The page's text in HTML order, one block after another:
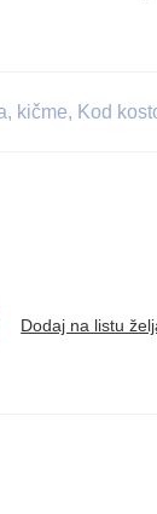
kičme, Kod
Dodaj na listu